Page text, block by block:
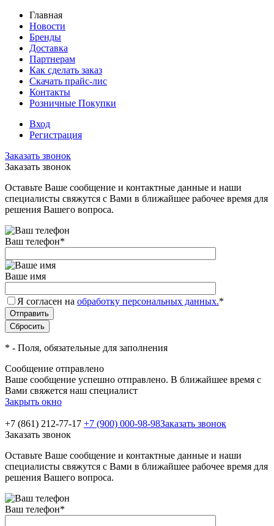
Главная
Новости
Бренды
Доставка
Партнерам
Как сделать заказ
Скачать прайс-лис
Контакты
Розничные Покупки
Вход
Регистрация
Заказать звонок
Заказать звонок
Оставьте Ваше сообщение и контактные данные и наши
специалисты свяжутся с Вами в ближайшее рабочее время для
решения Вашего вопроса.
Ваш телефон*
Ваше имя
Я согласен на обработку персональных данных.*
* - Поля, обязательные для заполнения
Сообщение отправлено
Ваше сообщение успешно отправлено. В ближайшее время с
Вами свяжется наш специалист
Закрыть окно
+7 (861) 212-77-17 +7 (900) 000-98-98Заказать звонок
Заказать звонок
Оставьте Ваше сообщение и контактные данные и наши
специалисты свяжутся с Вами в ближайшее рабочее время для
решения Вашего вопроса.
Ваш телефон*